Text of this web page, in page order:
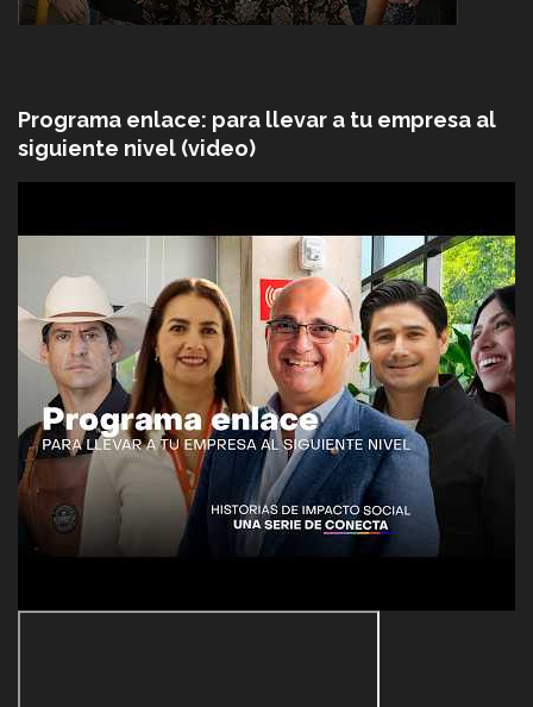
Programa enlace: para llevar a tu empresa al
siguiente nivel (video)